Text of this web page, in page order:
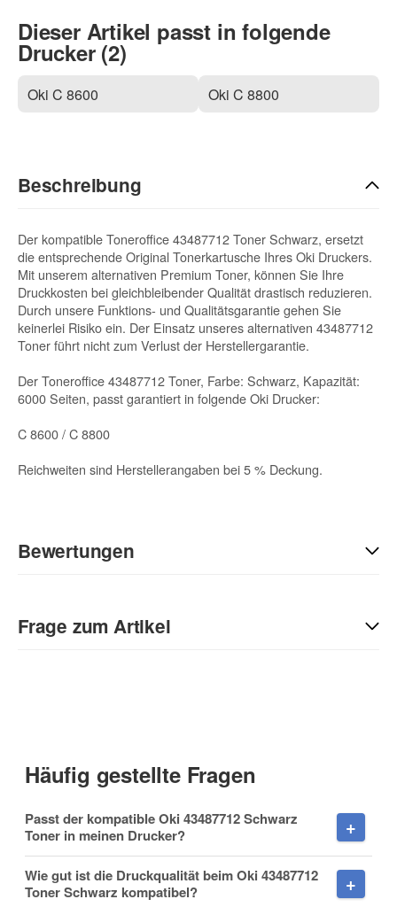
Dieser Artikel passt in folgende
Drucker (2)
Oki C 8600 Oki C 8800
Beschreibung
Der kompatible Toneroffice 43487712 Toner Schwarz, ersetzt
die entsprechende Original Tonerkartusche Ihres Oki Druckers.
Mit unserem alternativen Premium Toner, können Sie Ihre
Druckkosten bei gleichbleibender Qualität drastisch reduzieren.
Durch unsere Funktions- und Qualitätsgarantie gehen Sie
keinerlei Risiko ein. Der Einsatz unseres alternativen 43487712
Toner führt nicht zum Verlust der Herstellergarantie.
Der Toneroffice 43487712 Toner, Farbe: Schwarz, Kapazität:
6000 Seiten, passt garantiert in folgende Oki Drucker:
C 8600 / C 8800
Reichweiten sind Herstellerangaben bei 5 % Deckung.
Bewertungen
Sie Anderen bei der Kaufentscheidung:
Frage zum Artikel
Nachname
Häufig gestellte Fragen
Passt der kompatible Oki 43487712 Schwarz
Toner in meinen Drucker?
Wie gut ist die Druckqualität beim Oki 43487712
Toner Schwarz kompatibel?